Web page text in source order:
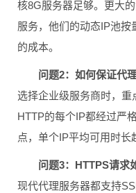
核8G服务器足够。更大
服务，他们的动态IP池按
的成本。
问题2：如何保证代
选择企业级服务商时，重
HTTP的每个IP都经过严
点，单个IP平均可用时长
问题3：HTTPS请求
现代代理服务器都支持